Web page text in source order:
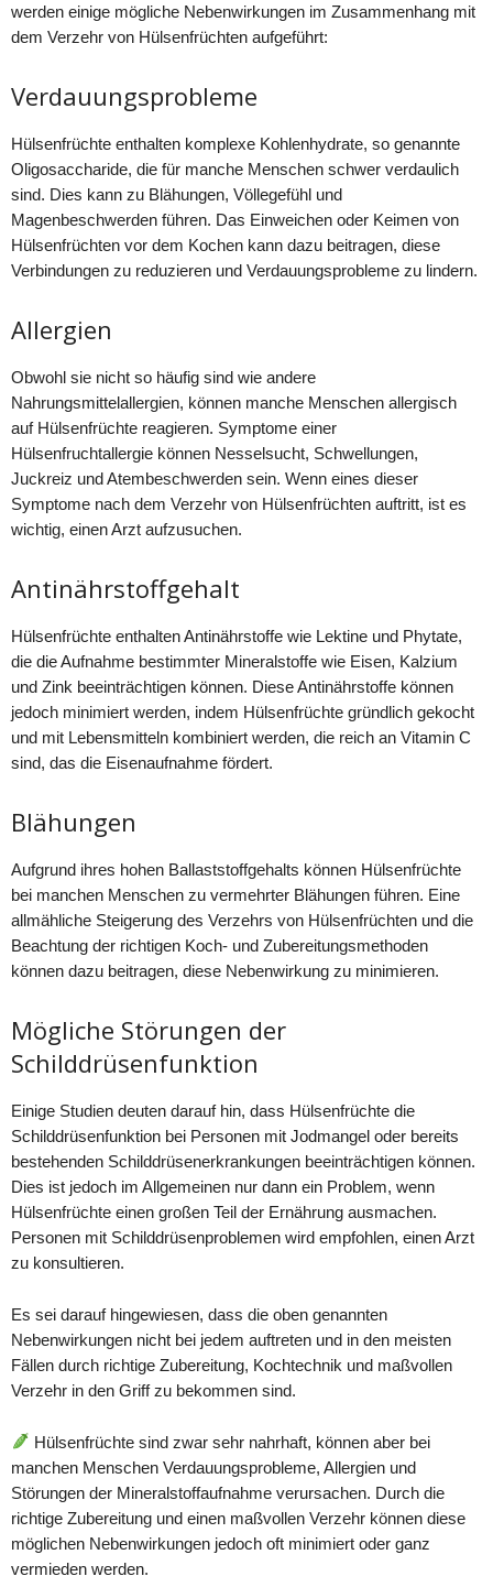
werden einige mögliche Nebenwirkungen im Zusammenhang mit
dem Verzehr von Hülsenfrüchten aufgeführt:
Verdauungsprobleme
Hülsenfrüchte enthalten komplexe Kohlenhydrate, so genannte
Oligosaccharide, die für manche Menschen schwer verdaulich
sind. Dies kann zu Blähungen, Völlegefühl und
Magenbeschwerden führen. Das Einweichen oder Keimen von
Hülsenfrüchten vor dem Kochen kann dazu beitragen, diese
Verbindungen zu reduzieren und Verdauungsprobleme zu lindern.
Allergien
Obwohl sie nicht so häufig sind wie andere
Nahrungsmittelallergien, können manche Menschen allergisch
auf Hülsenfrüchte reagieren. Symptome einer
Hülsenfruchtallergie können Nesselsucht, Schwellungen,
Juckreiz und Atembeschwerden sein. Wenn eines dieser
Symptome nach dem Verzehr von Hülsenfrüchten auftritt, ist es
wichtig, einen Arzt aufzusuchen.
Antinährstoffgehalt
Hülsenfrüchte enthalten Antinährstoffe wie Lektine und Phytate,
die die Aufnahme bestimmter Mineralstoffe wie Eisen, Kalzium
und Zink beeinträchtigen können. Diese Antinährstoffe können
jedoch minimiert werden, indem Hülsenfrüchte gründlich gekocht
und mit Lebensmitteln kombiniert werden, die reich an Vitamin C
sind, das die Eisenaufnahme fördert.
Blähungen
Aufgrund ihres hohen Ballaststoffgehalts können Hülsenfrüchte
bei manchen Menschen zu vermehrter Blähungen führen. Eine
allmähliche Steigerung des Verzehrs von Hülsenfrüchten und die
Beachtung der richtigen Koch- und Zubereitungsmethoden
können dazu beitragen, diese Nebenwirkung zu minimieren.
Mögliche Störungen der
Schilddrüsenfunktion
Einige Studien deuten darauf hin, dass Hülsenfrüchte die
Schilddrüsenfunktion bei Personen mit Jodmangel oder bereits
bestehenden Schilddrüsenerkrankungen beeinträchtigen können.
Dies ist jedoch im Allgemeinen nur dann ein Problem, wenn
Hülsenfrüchte einen großen Teil der Ernährung ausmachen.
Personen mit Schilddrüsenproblemen wird empfohlen, einen Arzt
zu konsultieren.
Es sei darauf hingewiesen, dass die oben genannten
Nebenwirkungen nicht bei jedem auftreten und in den meisten
Fällen durch richtige Zubereitung, Kochtechnik und maßvollen
Verzehr in den Griff zu bekommen sind.
Hülsenfrüchte sind zwar sehr nahrhaft, können aber bei
manchen Menschen Verdauungsprobleme, Allergien und
Störungen der Mineralstoffaufnahme verursachen. Durch die
richtige Zubereitung und einen maßvollen Verzehr können diese
möglichen Nebenwirkungen jedoch oft minimiert oder ganz
vermieden werden.